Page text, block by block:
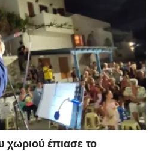
έπιασε το